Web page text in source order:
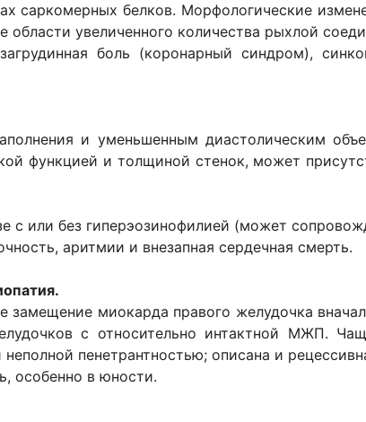
саркомерных белков. Морфологические
увеличенного количества рыхлой
боль (коронарный синдром),
и уменьшенным диастолическим
функцией и толщиной стенок, может
или без гиперэозинофилией (может
аритмии и внезапная сердечная смерть.
миокарда правого желудочка
с относительно интактной МЖП.
пенетрантностью; описана и
особенно в юности.